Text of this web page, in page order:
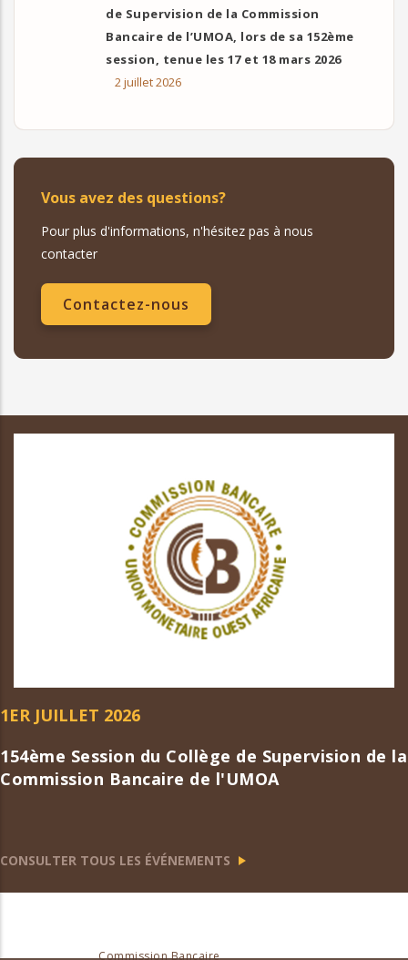
de Supervision de la Commission
Bancaire de l’UMOA, lors de sa 152ème
session, tenue les 17 et 18 mars 2026
2 juillet 2026
Vous avez des questions?
Pour plus d'informations, n'hésitez pas à nous
contacter
Contactez-nous
1ER JUILLET 2026
154ème Session du Collège de Supervision de la
Commission Bancaire de l'UMOA
CONSULTER TOUS LES ÉVÉNEMENTS
Commission Bancaire